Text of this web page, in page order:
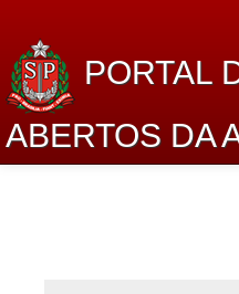
PORTAL
ABERTOS DA